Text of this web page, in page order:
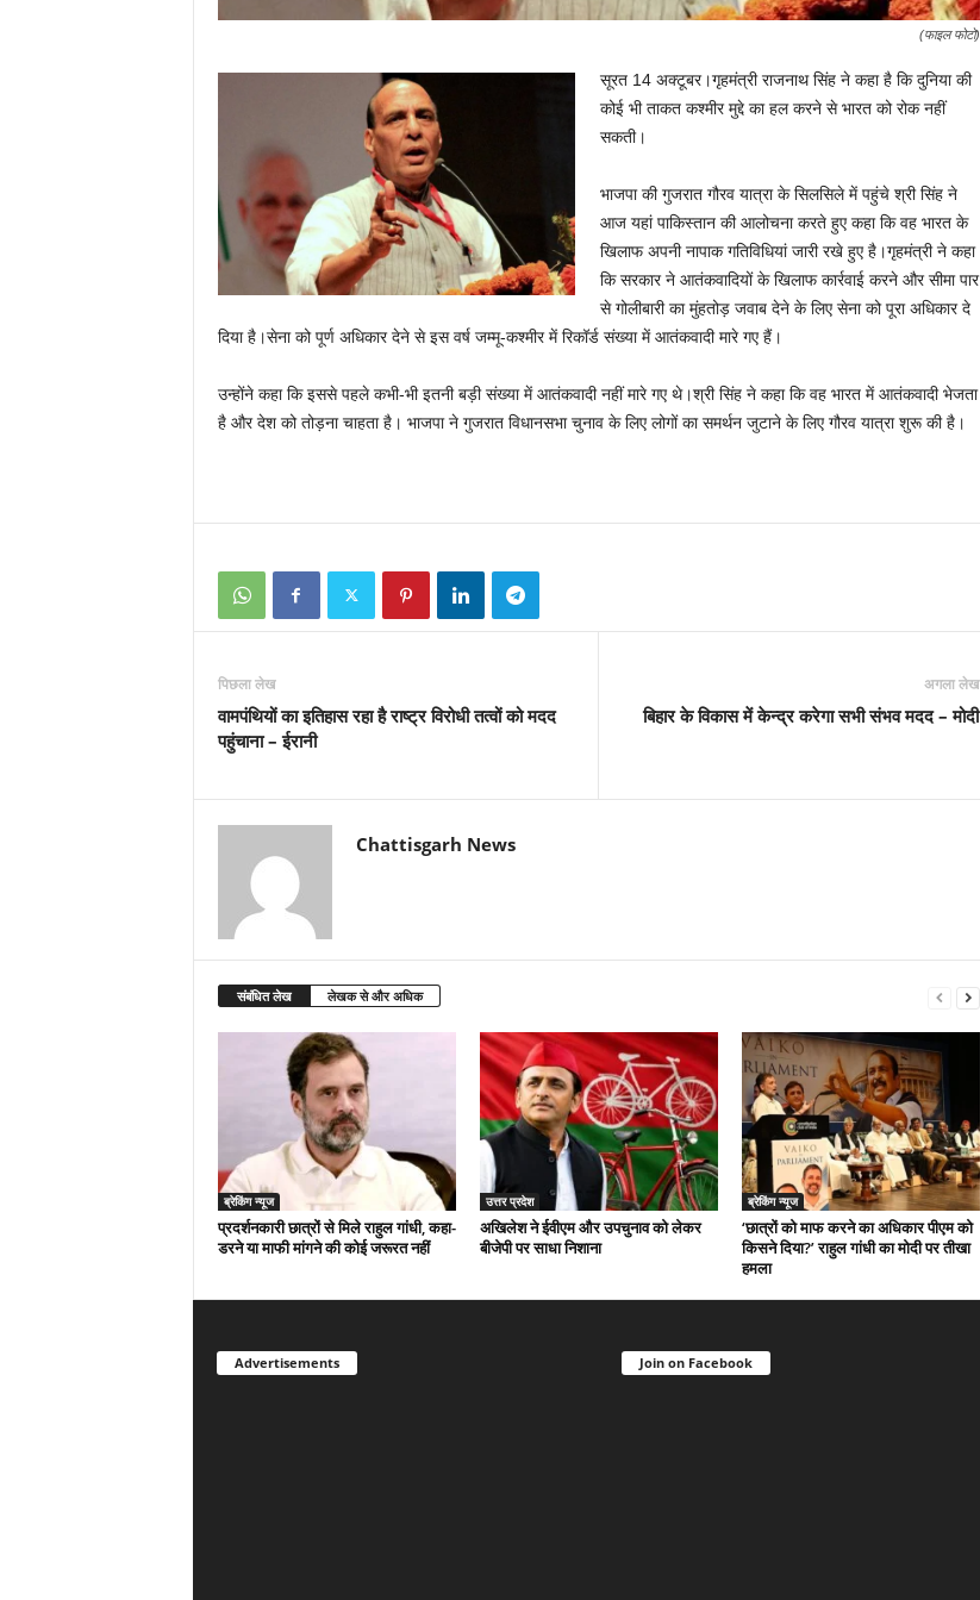
(फाइल फोटो)
सूरत 14 अक्टूबर।गृहमंत्री राजनाथ सिंह ने कहा है कि दुनिया की
कोई भी ताकत कश्‍मीर मुद्दे का हल करने से भारत को रोक नहीं
सकती।
भाजपा की गुजरात गौरव यात्रा के सिलसिले में पहुंचे श्री सिंह ने
आज यहां पाकिस्‍तान की आलोचना करते हुए कहा कि वह भारत के
खिलाफ अपनी नापाक गतिविधियां जारी रखे हुए है।गृहमंत्री ने कहा
कि सरकार ने आतंकवादियों के खिलाफ कार्रवाई करने और सीमा पार
से गोलीबारी का मुंहतोड़ जवाब देने के लिए सेना को पूरा अधिकार दे
दिया है।सेना को पूर्ण अधिकार देने से इस वर्ष जम्‍मू-कश्‍मीर में रिकॉर्ड संख्‍या में आतंकवादी मारे गए हैं।
उन्‍होंने कहा कि इससे पहले कभी-भी इतनी बड़ी संख्‍या में आतंकवादी नहीं मारे गए थे।श्री सिंह ने कहा कि वह भारत में आतंकवादी भेजता
है और देश को तोड़ना चाहता है। भाजपा ने गुजरात विधानसभा चुनाव के लिए लोगों का समर्थन जुटाने के लिए गौरव यात्रा शुरू की है।
पिछला लेख
वामपंथियों का इतिहास रहा है राष्ट्र विरोधी तत्वों को मदद
पहुंचाना – ईरानी
अगला लेख
बिहार के विकास में केन्द्र करेगा सभी संभव मदद – मोदी
Chattisgarh News
संबंधित लेख लेखक से और अधिक
ब्रेकिंग न्यूज
प्रदर्शनकारी छात्रों से मिले राहुल गांधी, कहा-
डरने या माफी मांगने की कोई जरूरत नहीं
उत्तर प्रदेश
अखिलेश ने ईवीएम और उपचुनाव को लेकर
बीजेपी पर साधा निशाना
ब्रेकिंग न्यूज
‘छात्रों को माफ करने का अधिकार पीएम को
किसने दिया?’ राहुल गांधी का मोदी पर तीखा
हमला
Advertisements Join on Facebook